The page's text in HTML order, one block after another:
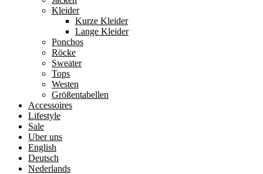
Kleider
Kurze Kleider
Lange Kleider
Ponchos
Röcke
Sweater
Tops
Westen
Größentabellen
Accessoires
Lifestyle
Sale
Uber uns
English
Deutsch
Nederlands